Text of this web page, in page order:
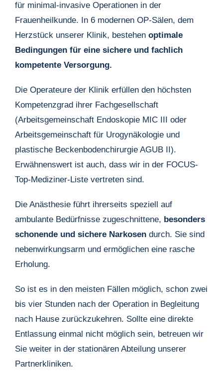
für minimal-invasive Operationen in der
Frauenheilkunde. In 6 modernen OP-Sälen, dem
Herzstück unserer Klinik, bestehen optimale
Bedingungen für eine sichere und fachlich
kompetente Versorgung.
Die Operateure der Klinik erfüllen den höchsten
Kompetenzgrad ihrer Fachgesellschaft
(Arbeitsgemeinschaft Endoskopie MIC III oder
Arbeitsgemeinschaft für Urogynäkologie und
plastische Beckenbodenchirurgie AGUB II).
Erwähnenswert ist auch, dass wir in der FOCUS-
Top-Mediziner-Liste vertreten sind.
Die Anästhesie führt ihrerseits speziell auf
ambulante Bedürfnisse zugeschnittene, besonders
schonende und sichere Narkosendurch. Sie sind
nebenwirkungsarm und ermöglichen eine rasche
Erholung.
So ist es in den meisten Fällen möglich, schon zwei
bis vier Stunden nach der Operation in Begleitung
nach Hause zurückzukehren. Sollte eine direkte
Entlassung einmal nicht möglich sein, betreuen wir
Sie weiter in der stationären Abteilung unserer
Partnerkliniken.